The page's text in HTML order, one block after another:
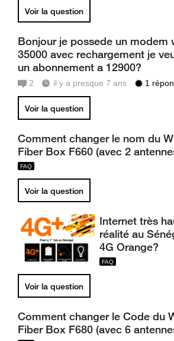
Voir la question
Bonjour je possede un modem
35000 avec rechargement je
un abonnement a 12900?
2 il y a presque 7 ans 1
Voir la question
Comment changer le nom du
Fiber Box F660 (avec 2
Voir la question
Internet très
réalité au
4G Orange?
Voir la question
Comment changer le Code du
Fiber Box F680 (avec 6